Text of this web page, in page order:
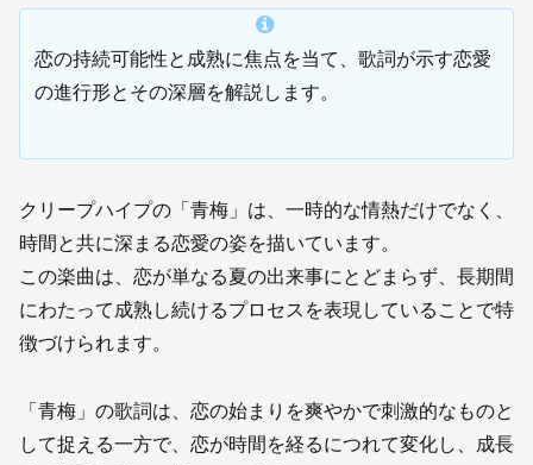
恋の持続可能性と成熟に焦点を当て、歌詞が示す恋愛
の進行形とその深層を解説します。
クリープハイプの「青梅」は、一時的な情熱だけでなく、
時間と共に深まる恋愛の姿を描いています。
この楽曲は、恋が単なる夏の出来事にとどまらず、長期間
にわたって成熟し続けるプロセスを表現していることで特
徴づけられます。
「青梅」の歌詞は、恋の始まりを爽やかで刺激的なものと
して捉える一方で、恋が時間を経るにつれて変化し、成長